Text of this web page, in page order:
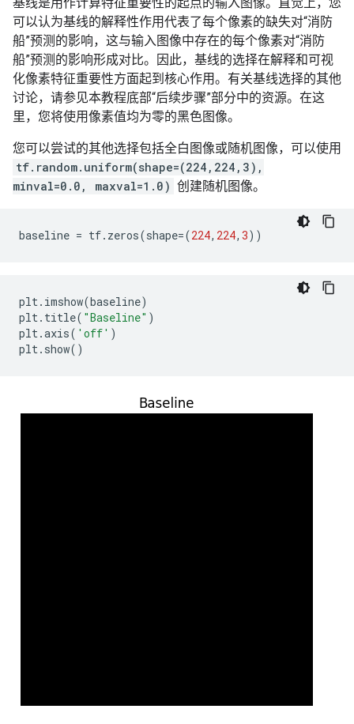
可以认为基线的解释性作用代表了每个像素的缺失对“消防
船”预测的影响，这与输入图像中存在的每个像素对“消防
船”预测的影响形成对比。因此，基线的选择在解释和可视
化像素特征重要性方面起到核心作用。有关基线选择的其他
讨论，请参见本教程底部“后续步骤”部分中的资源。在这
里，您将使用像素值均为零的黑色图像。
您可以尝试的其他选择包括全白图像或随机图像，可以使用
tf.random.uniform(shape=(224,224,3),
minval=0.0, maxval=1.0) 创建随机图像。
baseline = tf. zeros(shape=(224, 224, 3))
plt. imshow(baseline)
plt. title( "Baseline" )
plt.axis( 'off' )
plt. show()